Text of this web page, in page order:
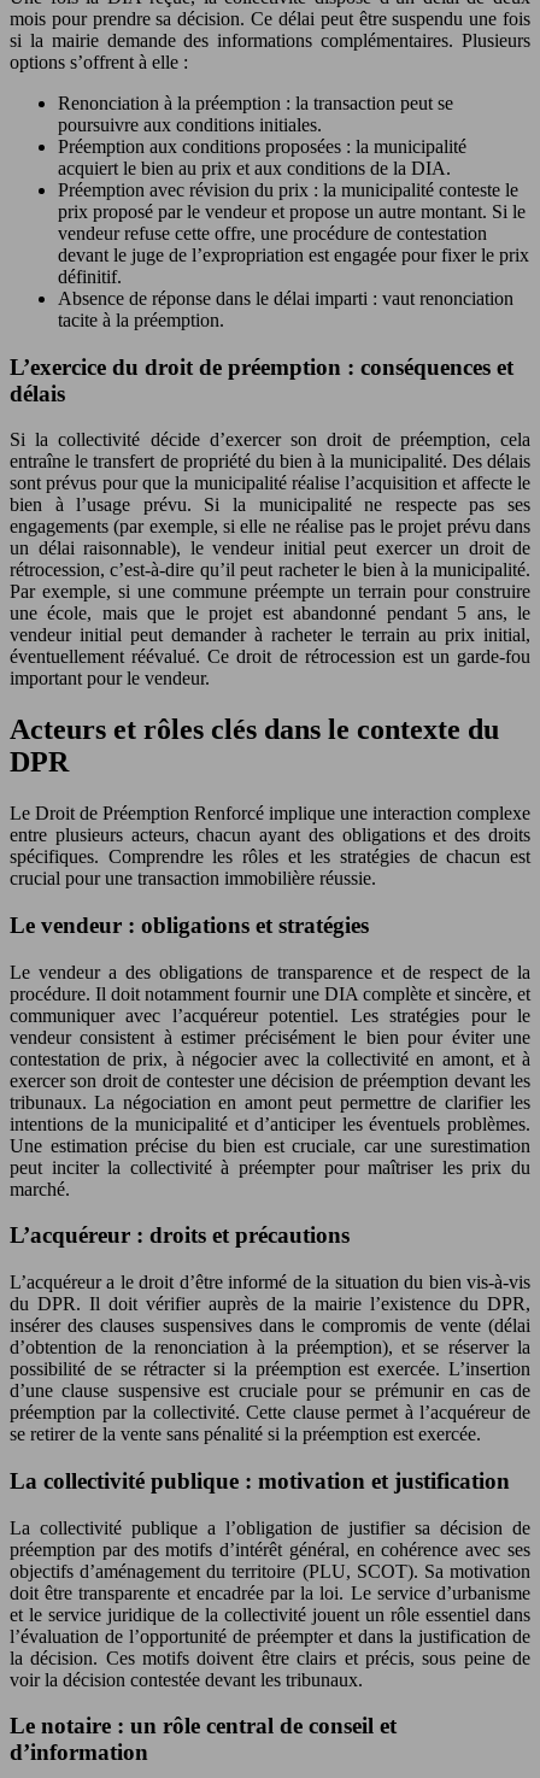
mois pour prendre sa décision. Ce délai peut être suspendu une fois
si la mairie demande des informations complémentaires. Plusieurs
options s’offrent à elle :
Renonciation à la préemption : la transaction peut se
poursuivre aux conditions initiales.
Préemption aux conditions proposées : la municipalité
acquiert le bien au prix et aux conditions de la DIA.
Préemption avec révision du prix : la municipalité conteste le
prix proposé par le vendeur et propose un autre montant. Si le
vendeur refuse cette offre, une procédure de contestation
devant le juge de l’expropriation est engagée pour fixer le prix
définitif.
Absence de réponse dans le délai imparti : vaut renonciation
tacite à la préemption.
L’exercice du droit de préemption : conséquences et
délais
Si la collectivité décide d’exercer son droit de préemption, cela
entraîne le transfert de propriété du bien à la municipalité. Des délais
sont prévus pour que la municipalité réalise l’acquisition et affecte le
bien à l’usage prévu. Si la municipalité ne respecte pas ses
engagements (par exemple, si elle ne réalise pas le projet prévu dans
un délai raisonnable), le vendeur initial peut exercer un droit de
rétrocession, c’est-à-dire qu’il peut racheter le bien à la municipalité.
Par exemple, si une commune préempte un terrain pour construire
une école, mais que le projet est abandonné pendant 5 ans, le
vendeur initial peut demander à racheter le terrain au prix initial,
éventuellement réévalué. Ce droit de rétrocession est un garde-fou
important pour le vendeur.
Acteurs et rôles clés dans le contexte du
DPR
Le Droit de Préemption Renforcé implique une interaction complexe
entre plusieurs acteurs, chacun ayant des obligations et des droits
spécifiques. Comprendre les rôles et les stratégies de chacun est
crucial pour une transaction immobilière réussie.
Le vendeur : obligations et stratégies
Le vendeur a des obligations de transparence et de respect de la
procédure. Il doit notamment fournir une DIA complète et sincère, et
communiquer avec l’acquéreur potentiel. Les stratégies pour le
vendeur consistent à estimer précisément le bien pour éviter une
contestation de prix, à négocier avec la collectivité en amont, et à
exercer son droit de contester une décision de préemption devant les
tribunaux. La négociation en amont peut permettre de clarifier les
intentions de la municipalité et d’anticiper les éventuels problèmes.
Une estimation précise du bien est cruciale, car une surestimation
peut inciter la collectivité à préempter pour maîtriser les prix du
marché.
L’acquéreur : droits et précautions
L’acquéreur a le droit d’être informé de la situation du bien vis-à-vis
du DPR. Il doit vérifier auprès de la mairie l’existence du DPR,
insérer des clauses suspensives dans le compromis de vente (délai
d’obtention de la renonciation à la préemption), et se réserver la
possibilité de se rétracter si la préemption est exercée. L’insertion
d’une clause suspensive est cruciale pour se prémunir en cas de
préemption par la collectivité. Cette clause permet à l’acquéreur de
se retirer de la vente sans pénalité si la préemption est exercée.
La collectivité publique : motivation et justification
La collectivité publique a l’obligation de justifier sa décision de
préemption par des motifs d’intérêt général, en cohérence avec ses
objectifs d’aménagement du territoire (PLU, SCOT). Sa motivation
doit être transparente et encadrée par la loi. Le service d’urbanisme
et le service juridique de la collectivité jouent un rôle essentiel dans
l’évaluation de l’opportunité de préempter et dans la justification de
la décision. Ces motifs doivent être clairs et précis, sous peine de
voir la décision contestée devant les tribunaux.
Le notaire : un rôle central de conseil et
d’information